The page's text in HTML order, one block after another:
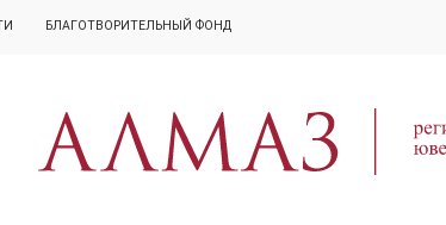
БЛАГОТВОРИТЕЛЬНЫЙ ФОНД